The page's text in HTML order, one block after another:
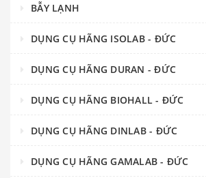
BẪY LẠNH
DỤNG CỤ HÃNG ISOLAB - ĐỨC
DỤNG CỤ HÃNG DURAN - ĐỨC
DỤNG CỤ HÃNG BIOHALL - ĐỨC
DỤNG CỤ HÃNG DINLAB - ĐỨC
DỤNG CỤ HÃNG GAMALAB - ĐỨC